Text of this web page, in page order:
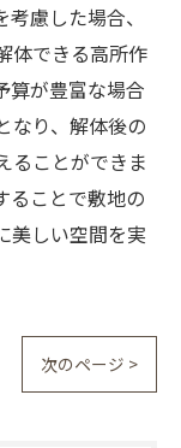
慮した場合、
体できる高所作
算が豊富な場合
なり、解体後の
ることができま
ることで敷地の
美しい空間を実
次のページ >